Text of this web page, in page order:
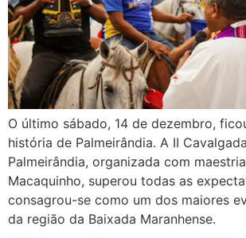
O último sábado, 14 de dezembro,
história de Palmeirândia. A II
Palmeirândia, organizada com
Macaquinho, superou todas as
consagrou-se como um dos maiores
da região da Baixada Maranhense.